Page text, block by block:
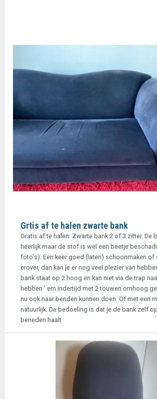
Grtis af te halen zwarte bank
Gratis af te halen: Zwarte bank 2 of 3 zitter. De
heerlijk maar de stof is wel een beetje
foto's). Een keer goed (laten) schoonmaken of
erover, dan kan je er nog veel plezier van
bank staat op 2 hoog en kan niet via de trap
hebben ' em indertijd met 2 touwen omhoog
nu ook naar benden kunnen doen. Of met een
natuurlijk. De bedoeling is dat je de bank zelf
beneden haalt.